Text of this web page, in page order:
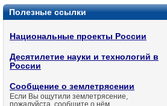
Полезные ссылки
Национальные проекты России
Десятилетие науки и технологий в
России
Сообщение о землетрясении
Если Вы ощутили землетрясение,
пожалуйста, сообщите о нём